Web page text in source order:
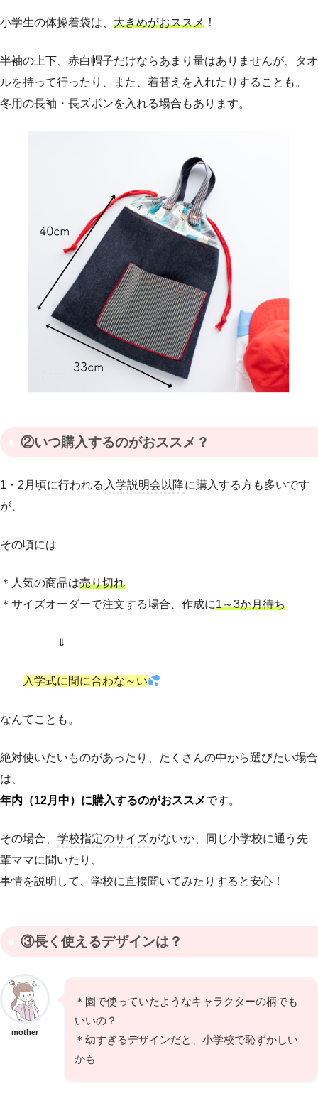
小学生の体操着袋は、 大きめがおススメ ！
半袖の上下、赤白帽子だけならあまり量はありませんが、タオ
ルを持って行ったり、また、着替えを入れたりすることも。
冬用の長袖・長ズボンを入れる場合もあります。
②いつ購入するのがおススメ？
1・2月頃に行われる 入学説明会以降に購入する方も多いです
が、
その頃には
＊人気の商品は売り切れ
＊サイズオーダーで注文する場合、作成に1～3か月待ち
⇓
入学式に間に合わな～い
なんてことも。
絶対使いたいものがあったり、たくさんの中から選びたい場合
は、
年内（12月中）に購入するのがおススメです。
その場合、 学校指定のサイズがないか、同じ小学校に通う先
輩ママに聞いたり、
事情を説明して、学校に直接聞いてみたりすると安心！
③長く使えるデザインは？
mother
＊園で使っていたようなキャラクターの柄でも
いいの？
＊幼すぎるデザインだと、小学校で恥ずかしい
かも